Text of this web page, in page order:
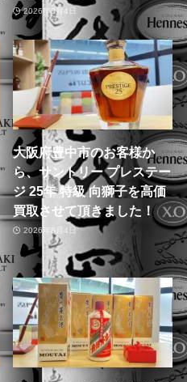
2026年8月4日
大阪府豊中市のお客様か
ら、サントリー プレステー
ジ 25年 特級 向獅子を高価
買取させて頂きました！
2026年8月4日